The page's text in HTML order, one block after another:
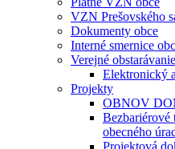
VZN Prešovského
Dokumenty obce
Interné smernice
Verejné obstarávanie
Elektronický
Projekty
OBNOV
Bezbariérové
obecného
Projektová